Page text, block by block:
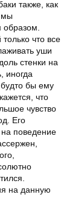
также, как
мы
что все
уши
стенки на
иногда
будто бы ему
что
чувство
Его
поведение
на данную